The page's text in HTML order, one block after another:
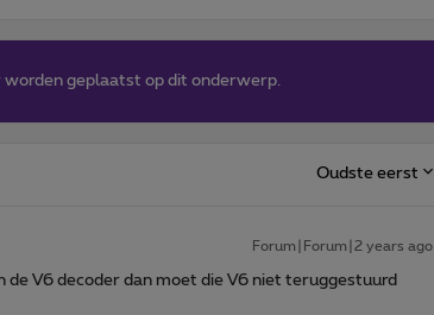
worden geplaatst op dit onderwerp.
Oudste eerst
Forum|Forum|2 years ago
de V6 decoder dan moet die V6 niet teruggestuurd